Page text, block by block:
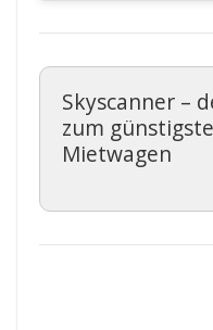
Skyscanner –
zum
Mietwagen